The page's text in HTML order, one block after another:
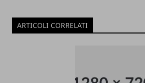
ARTICOLI CORRELATI